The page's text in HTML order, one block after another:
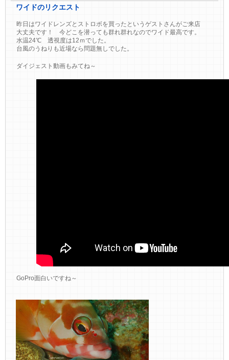
ワイドのリクエスト
昨日はワイドレンズとストロボを買ったというゲストさんがご来店
大丈夫です！ 今どこを潜っても群れ群れなのでワイド最高です。
水温24℃ 透視度は12ｍでした。
台風のうねりも近場なら問題無しでした。
ダイジェスト動画もみてね～
GoPro面白いですね～